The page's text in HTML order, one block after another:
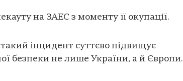
на ЗАЕС з моменту її окупації.
інцидент суттєво підвищує
безпеки не лише України, а й Європи.